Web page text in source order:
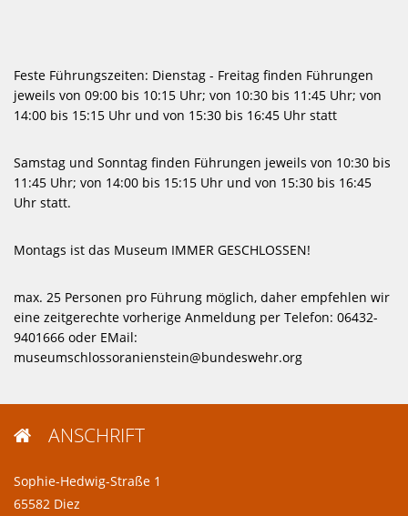
Feste Führungszeiten: Dienstag - Freitag finden Führungen
jeweils von 09:00 bis 10:15 Uhr; von 10:30 bis 11:45 Uhr; von
14:00 bis 15:15 Uhr und von 15:30 bis 16:45 Uhr statt
Samstag und Sonntag finden Führungen jeweils von 10:30 bis
11:45 Uhr; von 14:00 bis 15:15 Uhr und von 15:30 bis 16:45
Uhr statt.
Montags ist das Museum IMMER GESCHLOSSEN!
max. 25 Personen pro Führung möglich, daher empfehlen wir
eine zeitgerechte vorherige Anmeldung per Telefon: 06432-
9401666 oder EMail:
museumschlossoranienstein@bundeswehr.org
 ANSCHRIFT
Sophie-Hedwig-Straße 1
65582 Diez